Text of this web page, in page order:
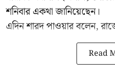
শনিবার একথা জানিয়েছেন।
এদিন শারদ পাওয়ার বলেন,
Read